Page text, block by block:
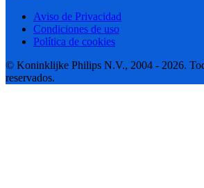
Aviso de Privacidad
Condiciones de uso
Política de cookies
© Koninklijke Philips N.V., 2004 - 2026.
reservados.